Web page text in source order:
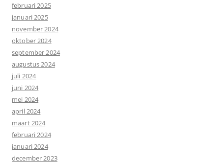
februari 2025
januari 2025
november 2024
oktober 2024
september 2024
augustus 2024
juli 2024
juni 2024
mei 2024
april 2024
maart 2024
februari 2024
januari 2024
december 2023